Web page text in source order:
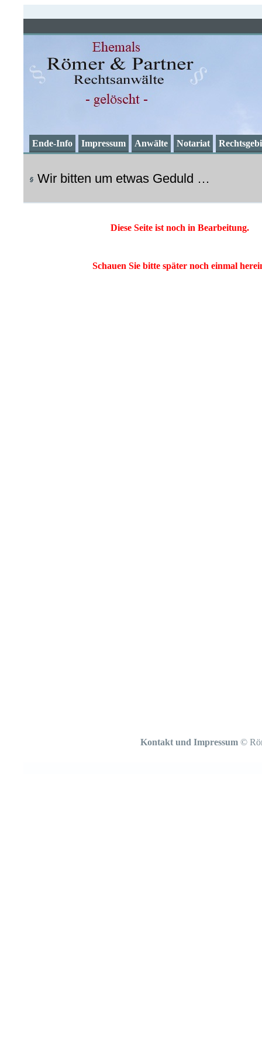
Römer und Partner
Die Rechtsanwalts-Partnergesellschaft wurde beendet!
Ende-Info Impressum Anwälte Notariat
Wir bitten um etwas Geduld …
Diese Seite ist noch in Bearbeitung.
Schauen Sie bitte später noch einmal
Kontakt und Impressum ©